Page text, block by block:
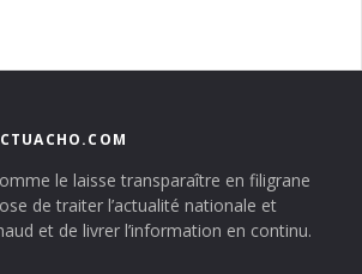
le laisse transparaître en filigrane
de traiter l’actualité nationale et
et de livrer l’information en continu.